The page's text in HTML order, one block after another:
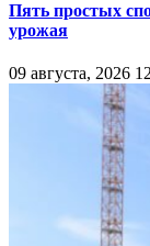
Пять простых
урожая
09 августа, 2026